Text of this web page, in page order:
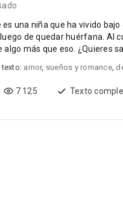
es una niña que ha vivido
de quedar huérfana. Al
texto: amor, sueños y romance,
7 125 Texto